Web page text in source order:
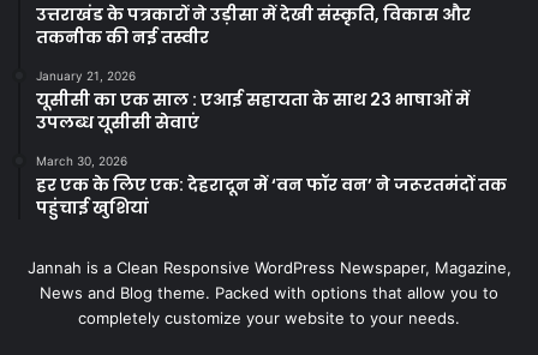
उत्तराखंड के पत्रकारों ने उड़ीसा में देखी संस्कृति, विकास और
तकनीक की नई तस्वीर
January 21, 2026
यूसीसी का एक साल : एआई सहायता के साथ 23 भाषाओं में
उपलब्ध यूसीसी सेवाएं
March 30, 2026
हर एक के लिए एक: देहरादून में ‘वन फॉर वन’ ने जरूरतमंदों तक
पहुंचाई खुशियां
Jannah is a Clean Responsive WordPress Newspaper, Magazine,
News and Blog theme. Packed with options that allow you to
completely customize your website to your needs.